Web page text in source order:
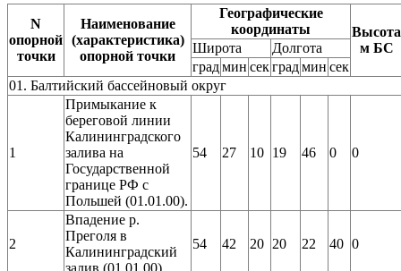
N
опорной
точки
Наименование
(характеристика)
опорной точки
Географические
координаты
Высота
м БС
Широта
Долгота
градмин секградмин сек
01. Балтийский бассейновый округ
1
Примыкание к
береговой линии
Калининградского
залива на
Государственной
границе РФ с
Польшей (01.01.00).
54 27 10 19 46 0 0
2
Впадение р.
Преголя в
Калининградский
залив (01.01.00).
54 42 20 20 22 40 0